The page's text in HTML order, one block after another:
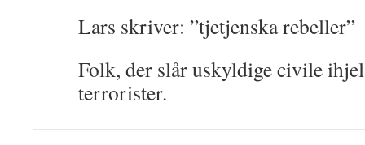
Lars skriver: ”tjetjenska rebeller”
Folk, der slår uskyldige civile
terrorister.